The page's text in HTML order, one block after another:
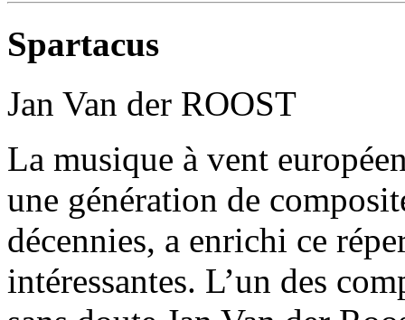
Spartacus
Jan Van der ROOST
La musique à vent
une génération de
décennies, a enrichi ce
intéressantes. L’un des